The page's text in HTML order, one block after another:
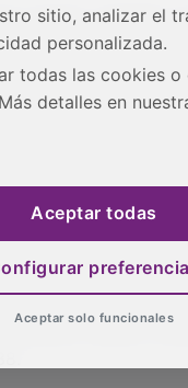
Linares, también
de la
en el exilio
en 1879.
por el cielo, tal vez
entonces dirigida
más tarde conoció
la vida, la ya
con la que tuvo
Herrera Petere,
sitio, analizar el
personalizada.
todas las cookies
detalles en
Aceptar todas
Aceptar solo funcionales